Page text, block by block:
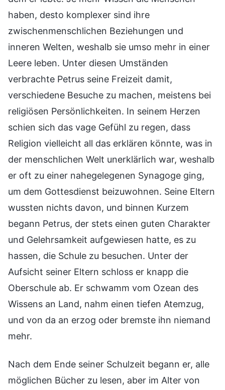
haben, desto komplexer sind ihre
zwischenmenschlichen Beziehungen und
inneren Welten, weshalb sie umso mehr in einer
Leere leben. Unter diesen Umständen
verbrachte Petrus seine Freizeit damit,
verschiedene Besuche zu machen, meistens bei
religiösen Persönlichkeiten. In seinem Herzen
schien sich das vage Gefühl zu regen, dass
Religion vielleicht all das erklären könnte, was in
der menschlichen Welt unerklärlich war, weshalb
er oft zu einer nahegelegenen Synagoge ging,
um dem Gottesdienst beizuwohnen. Seine Eltern
wussten nichts davon, und binnen Kurzem
begann Petrus, der stets einen guten Charakter
und Gelehrsamkeit aufgewiesen hatte, es zu
hassen, die Schule zu besuchen. Unter der
Aufsicht seiner Eltern schloss er knapp die
Oberschule ab. Er schwamm vom Ozean des
Wissens an Land, nahm einen tiefen Atemzug,
und von da an erzog oder bremste ihn niemand
mehr.
Nach dem Ende seiner Schulzeit begann er, alle
möglichen Bücher zu lesen, aber im Alter von